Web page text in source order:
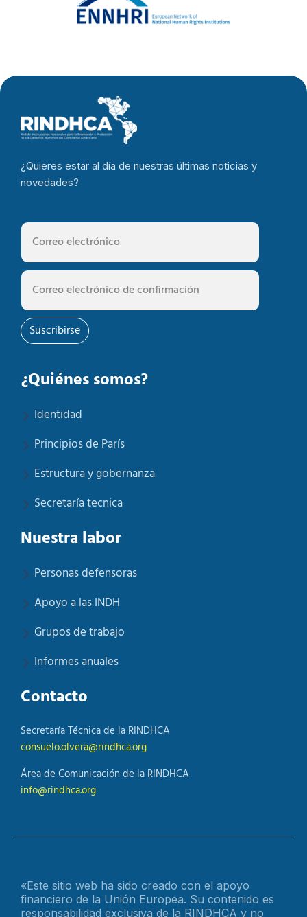
¿Quieres estar al día de nuestras últimas noticias y
novedades?
Suscribirse
¿Quiénes somos?
Identidad
Principios de París
Estructura y gobernanza
Secretaría tecnica
Nuestra labor
Personas defensoras
Apoyo a las INDH
Grupos de trabajo
Informes anuales
Contacto
Secretaría Técnica de la RINDHCA
consuelo.olvera@rindhca.org
Área de Comunicación de la RINDHCA
info@rindhca.org
«Este sitio web ha sido creado con el apoyo
financiero de la Unión Europea. Su contenido es
responsabilidad exclusiva de la RINDHCA y no